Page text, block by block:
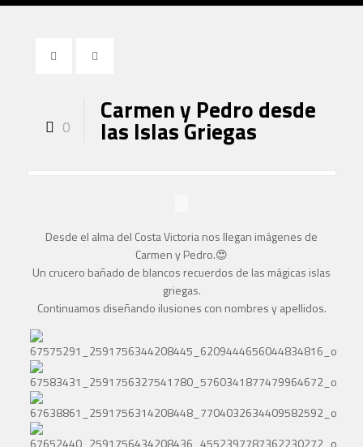
0
Carmen y Pedro desde
las Islas Griegas
Desde el alma del Costa Victoria nos llegan imágenes de
Carmen y Pedro.😍
Un crucero bañado de blancos recuerdos de las mágicas islas
griegas.
Continuamos diseñando ilusiones con nombres y apellidos.